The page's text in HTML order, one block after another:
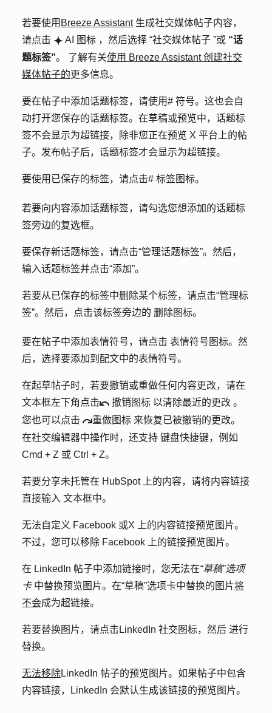
若要使用 Breeze Assistant生成社交媒体帖子内容，
请点击 breezeSingleStar AI 图标 ，然后选择 “社交媒体帖子 ”或 “话
题标签”。 了解有关使用 Breeze Assistant 创建社交
媒体帖子的更多信息。
要在帖子中添加话题标签，请使用# 符号。这也会自
动打开您保存的话题标签。在草稿或预览中，话题标
签不会显示为超链接，除非您正在预览 X 平台上的帖
子。发布帖子后，话题标签才会显示为超链接。
要使用已保存的标签，请点击# 标签图标。
若要向内容添加话题标签，请勾选您想添加的话题标
签旁边的复选框。
要保存新话题标签，请点击“管理话题标签”。然后，
输入话题标签并点击“添加”。
若要从已保存的标签中删除某个标签，请点击“管理标
签”。然后，点击该标签旁边的 删除图标。
要在帖子中添加表情符号，请点击 表情符号图标。然
后，选择要添加到配文中的表情符号。
在起草帖子时，若要撤销或重做任何内容更改，请在
文本框左下角点击undoIcon 撤销图标 以清除最近的更改 。
您也可以点击 redoIcon重做图标 来恢复已被撤销的更改。
在社交编辑器中操作时，还支持 键盘快捷键，例如
Cmd + Z 或 Ctrl + Z。
若要分享未托管在 HubSpot 上的内容，请将内容链接
直接输入 文本框中。
无法自定义 Facebook 或X 上的内容链接预览图片。
不过，您可以移除 Facebook 上的链接预览图片。
在 LinkedIn 帖子中添加链接时，您无法在“草稿”选项
卡 中替换预览图片。在“草稿”选项卡中替换的图片将
不会成为超链接。
若要替换图片，请点击 LinkedIn 社交图标，然后 进行
替换。
无法移除LinkedIn 帖子的预览图片。如果帖子中包含
内容链接，LinkedIn 会默认生成该链接的预览图片。